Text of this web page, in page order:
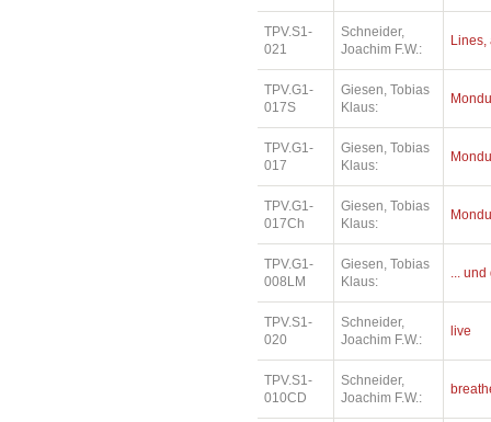
TPV.S1-
021
Schneider,
Joachim F.W.:
Lines,
TPV.G1-
017S
Giesen, Tobias
Klaus:
TPV.G1-
017
Giesen, Tobias
Klaus:
TPV.G1-
017Ch
Giesen, Tobias
Klaus:
TPV.G1-
008LM
Giesen, Tobias
Klaus:
...
TPV.S1-
020
Schneider,
Joachim F.W.:
live
TPV.S1-
010CD
Schneider,
Joachim F.W.: